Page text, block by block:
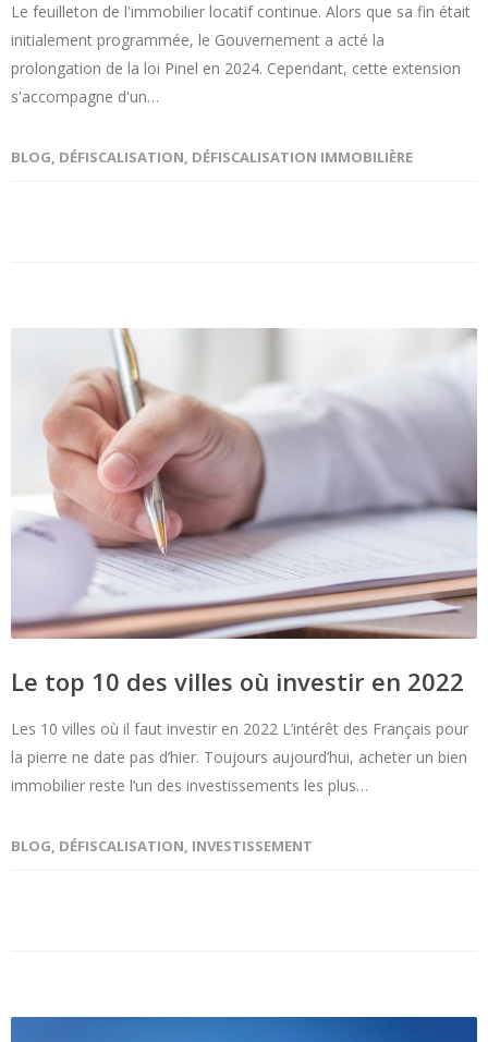
Le feuilleton de l'immobilier locatif continue. Alors que sa fin était
initialement programmée, le Gouvernement a acté la
prolongation de la loi Pinel en 2024. Cependant, cette extension
s'accompagne d'un…
BLOG, DÉFISCALISATION, DÉFISCALISATION IMMOBILIÈRE
Le top 10 des villes où investir en 2022
Les 10 villes où il faut investir en 2022 L’intérêt des Français pour
la pierre ne date pas d’hier. Toujours aujourd’hui, acheter un bien
immobilier reste l’un des investissements les plus…
BLOG, DÉFISCALISATION, INVESTISSEMENT